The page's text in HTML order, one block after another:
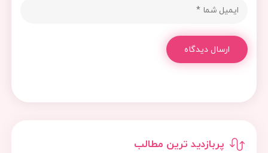
پربازدید ترین مطالب
ارسال دیدگاه